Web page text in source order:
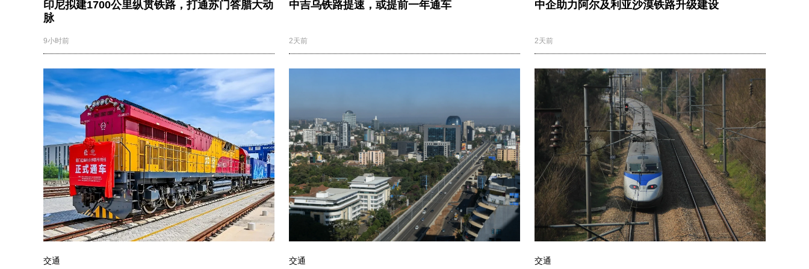
印尼拟建1700公里纵贯铁路，打通苏门答腊大动
脉
9小时前
中吉乌铁路提速，或提前一年通车
2天前
中企助力阿尔及利亚沙漠铁路升级建设
2天前
交通 交通 交通